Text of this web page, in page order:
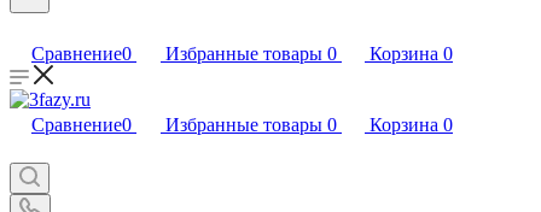
Сравнение0 Избранные товары 0 Корзина 0
Сравнение0 Избранные товары 0 Корзина 0